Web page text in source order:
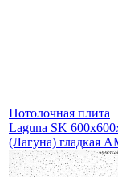
Потолочная плита
Laguna SK
(Лагуна) гладкая